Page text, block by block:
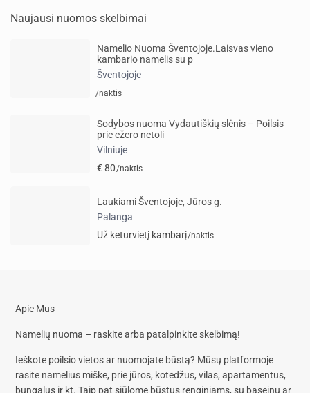
Naujausi nuomos skelbimai
Namelio Nuoma Šventojoje.Laisvas vieno
kambario namelis su p
Šventojoje
/naktis
Sodybos nuoma Vydautiškių slėnis – Poilsis
prie ežero netoli
Vilniuje
€ 80/naktis
Laukiami Šventojoje, Jūros g.
Palanga
Už keturvietį kambarį/naktis
Apie Mus
Namelių nuoma – raskite arba patalpinkite skelbimą!
Ieškote poilsio vietos ar nuomojate būstą? Mūsų platformoje
rasite namelius miške, prie jūros, kotedžus, vilas, apartamentus,
bungalus ir kt. Taip pat siūlome būstus renginiams, su baseinu ar